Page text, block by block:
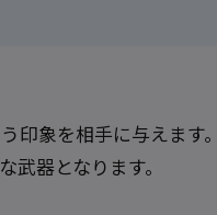
印象を相手に与えます
器となります。